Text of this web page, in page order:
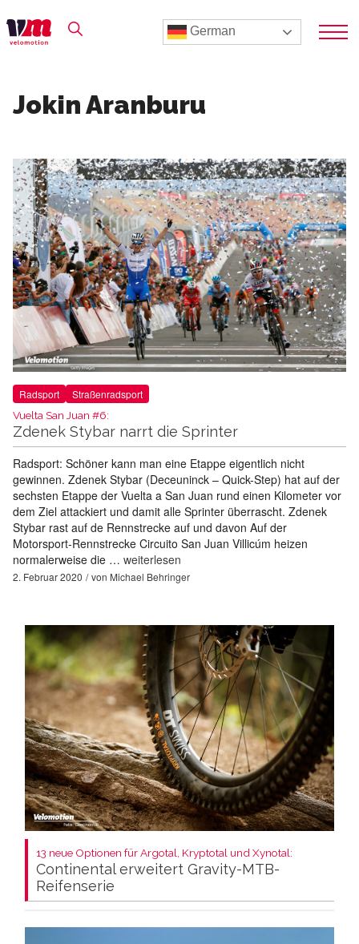
German
Jokin Aranburu
Radsport Straßenradsport
Vuelta San Juan #6:
Zdenek Stybar narrt die Sprinter
Radsport: Schöner kann man eine Etappe eigentlich nicht
gewinnen. Zdenek Stybar (Deceuninck – Quick-Step) hat auf der
sechsten Etappe der Vuelta a San Juan rund einen Kilometer vor
dem Ziel attackiert und damit alle Sprinter überrascht. Zdenek
Stybar rast auf de Rennstrecke auf und davon Auf der
Motorsport-Rennstrecke Circuito San Juan Villicúm heizen
normalerweise die … weiterlesen
2. Februar 2020 von Michael Behringer
13 neue Optionen für Argotal, Kryptotal und Xynotal:
Continental erweitert Gravity-MTB-
Reifenserie